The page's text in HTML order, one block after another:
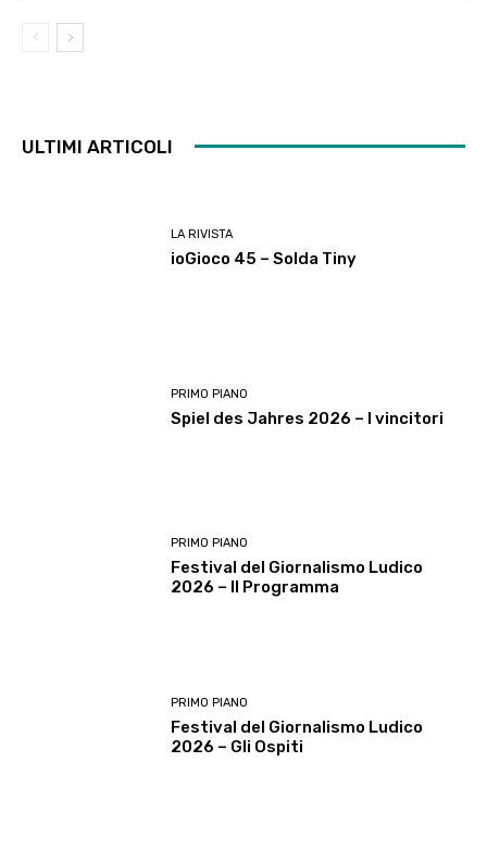
ULTIMI ARTICOLI
LA RIVISTA
ioGioco 45 – Solda Tiny
PRIMO PIANO
Spiel des Jahres 2026 – I vincitori
PRIMO PIANO
Festival del Giornalismo Ludico
2026 – Il Programma
PRIMO PIANO
Festival del Giornalismo Ludico
2026 – Gli Ospiti